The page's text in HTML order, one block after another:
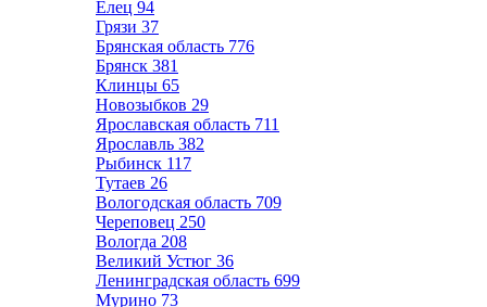
Елец 94
Грязи 37
Брянская область 776
Брянск 381
Клинцы 65
Новозыбков 29
Ярославская область 711
Ярославль 382
Рыбинск 117
Тутаев 26
Вологодская область 709
Череповец 250
Вологда 208
Великий Устюг 36
Ленинградская область 699
Мурино 73